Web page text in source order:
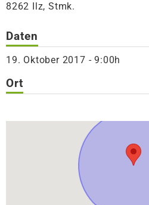
8262 Ilz, Stmk.
Daten
19. Oktober 2017 - 9:00h
Ort